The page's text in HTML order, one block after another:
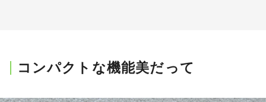
コンパクトな機能美だって